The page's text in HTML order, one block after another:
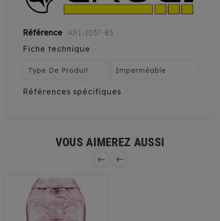
Référence AR1-1037-83
Fiche technique
Type De Produit Imperméable
Références spécifiques
VOUS AIMEREZ AUSSI
 